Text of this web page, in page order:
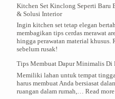
Kitchen Set Kinclong Seperti Baru
& Solusi Interior
Ingin kitchen set tetap elegan
membagikan tips cerdas merawat
hingga perawatan material khusus.
sebelum rusak!
Tips Membuat Dapur Minimalis Di
Memiliki lahan untuk tempat
harus membuat Anda bersiasat
ruangan dalam rumah,… Read more: